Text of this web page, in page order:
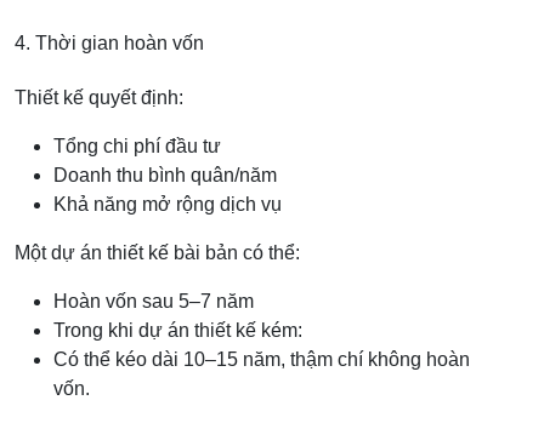
4. Thời gian hoàn vốn
Thiết kế quyết định:
Tổng chi phí đầu tư
Doanh thu bình quân/năm
Khả năng mở rộng dịch vụ
Một dự án thiết kế bài bản có thể:
Hoàn vốn sau 5–7 năm
Trong khi dự án thiết kế kém:
Có thể kéo dài 10–15 năm, thậm chí không hoàn
vốn.